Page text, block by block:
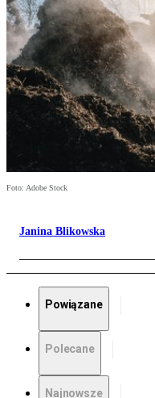
Foto: Adobe Stock
Janina Blikowska
Powiązane
Polecane
Najnowsze